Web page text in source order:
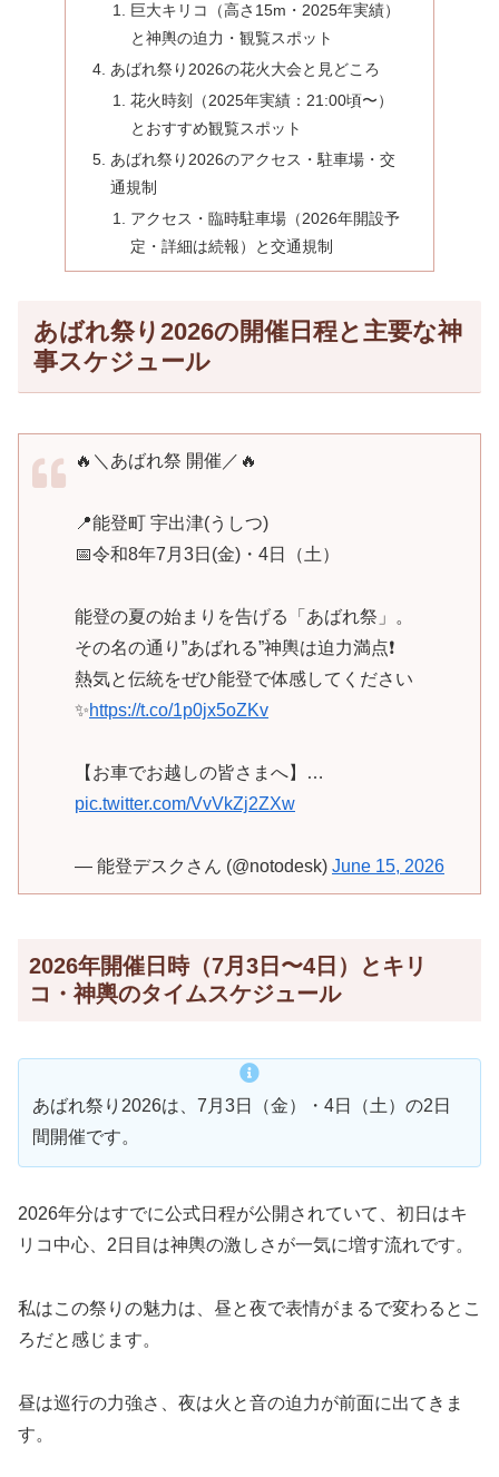
巨大キリコ（高さ15m・2025年実績）
と神輿の迫力・観覧スポット
あばれ祭り2026の花火大会と見どころ
花火時刻（2025年実績：21:00頃〜）
とおすすめ観覧スポット
あばれ祭り2026のアクセス・駐車場・交
通規制
アクセス・臨時駐車場（2026年開設予
定・詳細は続報）と交通規制
あばれ祭り2026の開催日程と主要な神
事スケジュール
🔥＼あばれ祭 開催／🔥
📍能登町 宇出津(うしつ)
📅令和8年7月3日(金)・4日（土）
能登の夏の始まりを告げる「あばれ祭」。
その名の通り”あばれる”神輿は迫力満点❗️
熱気と伝統をぜひ能登で体感してください
✨️https://t.co/1p0jx5oZKv
【お車でお越しの皆さまへ】…
pic.twitter.com/VvVkZj2ZXw
— 能登デスクさん (@notodesk) June 15, 2026
2026年開催日時（7月3日〜4日）とキリ
コ・神輿のタイムスケジュール
あばれ祭り2026は、7月3日（金）・4日（土）の2日
間開催です。
2026年分はすでに公式日程が公開されていて、初日はキ
リコ中心、2日目は神輿の激しさが一気に増す流れです。
私はこの祭りの魅力は、昼と夜で表情がまるで変わるとこ
ろだと感じます。
昼は巡行の力強さ、夜は火と音の迫力が前面に出てきま
す。